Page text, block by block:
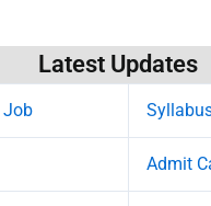
Latest Updates
Job
Admit